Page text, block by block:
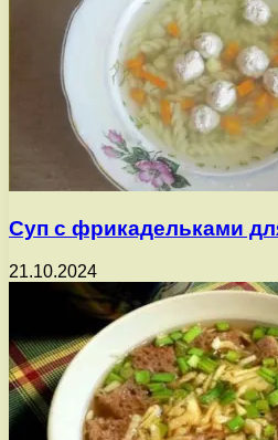
Суп с фрикадельками
21.10.2024